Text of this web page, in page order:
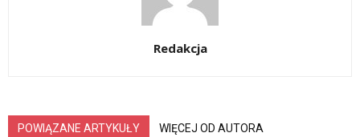
Redakcja
POWIĄZANE ARTYKUŁY WIĘCEJ OD AUTORA